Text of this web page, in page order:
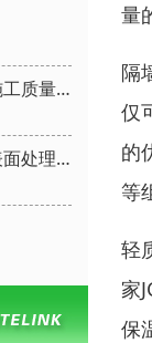
轻质隔墙板进行表面处理时，如何保证施工质量？
轻质隔墙板安装完成后，多久可以进行表面处理？
量
隔
仅
的
等
轻
家
保